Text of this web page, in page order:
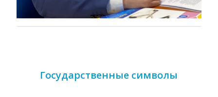
Государственные символы